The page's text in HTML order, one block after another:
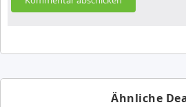
Ähnliche